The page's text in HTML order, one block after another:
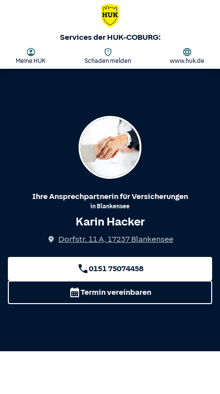
Services der HUK-COBURG:
Meine HUK Schaden melden www.huk.de
Ihre Ansprechpartnerin für Versicherungen
in Blankensee
Karin Hacker
Dorfstr. 11 A, 17237 Blankensee
0151 75074458
Termin vereinbaren